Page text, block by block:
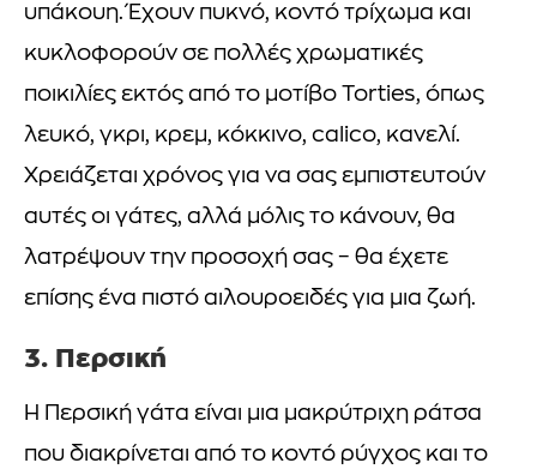
υπάκουη. Έχουν πυκνό, κοντό τρίχωμα και
κυκλοφορούν σε πολλές χρωματικές
ποικιλίες εκτός από το μοτίβο Torties, όπως
λευκό, γκρι, κρεμ, κόκκινο, calico, κανελί.
Χρειάζεται χρόνος για να σας εμπιστευτούν
αυτές οι γάτες, αλλά μόλις το κάνουν, θα
λατρέψουν την προσοχή σας – θα έχετε
επίσης ένα πιστό αιλουροειδές για μια ζωή.
3. Περσική
Η Περσική γάτα είναι μια μακρύτριχη ράτσα
που διακρίνεται από το κοντό ρύγχος και το